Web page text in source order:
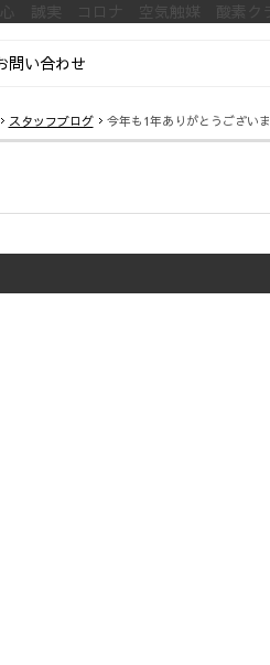
誠実 コロナ 空気触媒 酸素ク
問い合わせ
スタッフブログ 今年も1年ありがとうございま